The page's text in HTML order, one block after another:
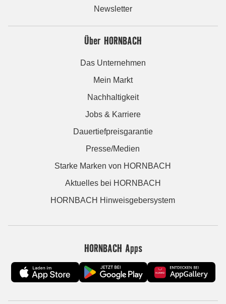
Newsletter
Über HORNBACH
Das Unternehmen
Mein Markt
Nachhaltigkeit
Jobs & Karriere
Dauertiefpreisgarantie
Presse/Medien
Starke Marken von HORNBACH
Aktuelles bei HORNBACH
HORNBACH Hinweisgebersystem
HORNBACH Apps